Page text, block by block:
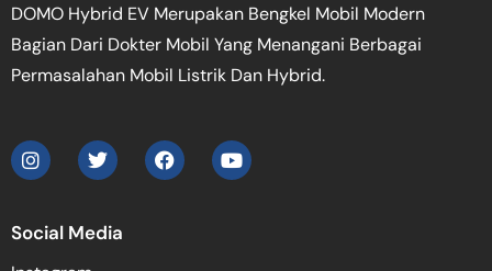
DOMO Hybrid EV Merupakan Bengkel Mobil Modern
Bagian Dari Dokter Mobil Yang Menangani Berbagai
Permasalahan Mobil Listrik Dan Hybrid.
Social Media